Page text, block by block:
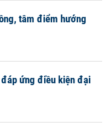
tâm điểm hướng
ứng điều kiện đại